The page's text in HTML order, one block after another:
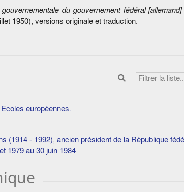
du gouvernement fédéral
1950), versions originale et traduction.
européennes.
(1914 - 1992), ancien président de la République
1979 au 30 juin 1984